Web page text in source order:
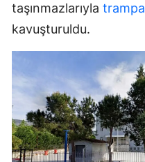
taşınmazlarıyla trampa
kavuşturuldu.